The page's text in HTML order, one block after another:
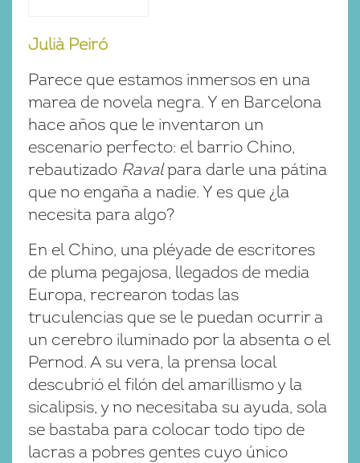
Julià Peiró
Parece que estamos inmersos en una
marea de novela negra. Y en Barcelona
hace años que le inventaron un
escenario perfecto: el barrio Chino,
rebautizado Ravalpara darle una pátina
que no engaña a nadie. Y es que ¿la
necesita para algo?
En el Chino, una pléyade de escritores
de pluma pegajosa, llegados de media
Europa, recrearon todas las
truculencias que se le puedan ocurrir a
un cerebro iluminado por la absenta o el
Pernod. A su vera, la prensa local
descubrió el filón del amarillismo y la
sicalipsis, y no necesitaba su ayuda, sola
se bastaba para colocar todo tipo de
lacras a pobres gentes cuyo único